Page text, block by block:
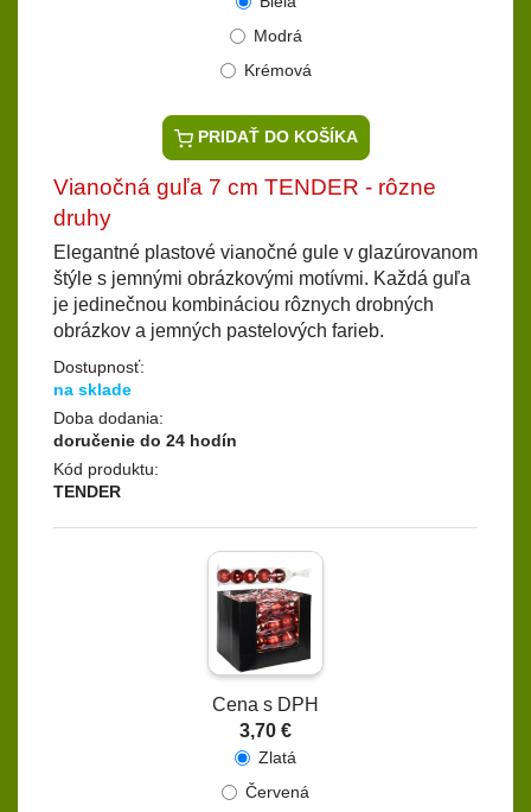
Modrá
Krémová
PRIDAŤ DO KOŠÍKA
Vianočná guľa 7 cm TENDER - rôzne
druhy
Elegantné plastové vianočné gule v glazúrovanom
štýle s jemnými obrázkovými motívmi. Každá guľa
je jedinečnou kombináciou rôznych drobných
obrázkov a jemných pastelových farieb.
Dostupnosť:
na sklade
Doba dodania:
doručenie do 24 hodín
Kód produktu:
TENDER
Cena s DPH
3,70 €
Zlatá
Červená